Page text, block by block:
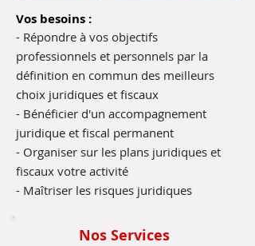
Vos besoins :
- Répondre à vos objectifs
professionnels et personnels par la
définition en commun des meilleurs
choix juridiques et fiscaux
- Bénéficier d'un accompagnement
juridique et fiscal permanent
- Organiser sur les plans juridiques et
fiscaux votre activité
- Maîtriser les risques juridiques
Nos Services